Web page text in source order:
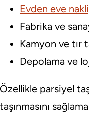
Evden eve
Fabrika ve
Kamyon ve tır
Depolama ve
Özellikle parsiyel
taşınmasını